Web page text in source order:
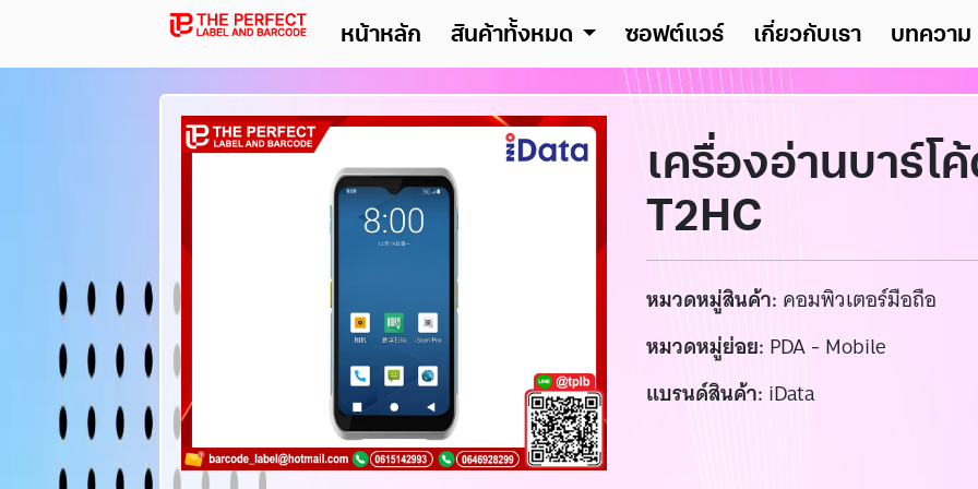
หน้าหลัก สินค้าทั้งหมด ซอฟต์แวร์ เกี่ยวกับเรา บทความ
เครื่องอ่านบาร์โ
T2HC
หมวดหมู่สินค้า: คอมพิวเตอร์มือถือ
หมวดหมู่ย่อย: PDA - Mobile
แบรนด์สินค้า: iData